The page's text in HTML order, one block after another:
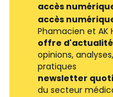
accès
accès
Phamacien et AK
offre
opinions,
pratiques
newsletter
du secteur